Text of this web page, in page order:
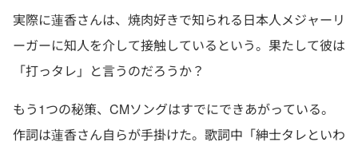
実際に蓮香さんは、焼肉好きで知られる日本人メジャーリ
ーガーに知人を介して接触しているという。果たして彼は
「打っタレ」と言うのだろうか？
もう1つの秘策、CMソングはすでにできあがっている。
作詞は蓮香さん自らが手掛けた。歌詞中「紳士タレといわ